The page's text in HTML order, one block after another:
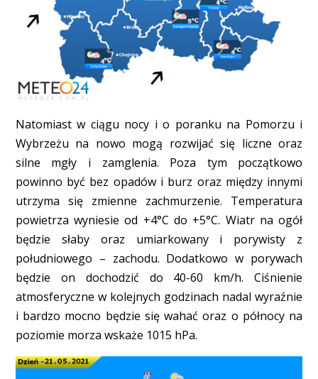
Natomiast w ciągu nocy i o poranku na Pomorzu i
Wybrzeżu na nowo mogą rozwijać się liczne oraz
silne mgły i zamglenia. Poza tym początkowo
powinno być bez opadów i burz oraz między innymi
utrzyma się zmienne zachmurzenie. Temperatura
powietrza wyniesie od +4°C do +5°C. Wiatr na ogół
będzie słaby oraz umiarkowany i porywisty z
południowego – zachodu. Dodatkowo w porywach
będzie on dochodzić do 40-60 km/h. Ciśnienie
atmosferyczne w kolejnych godzinach nadal wyraźnie
i bardzo mocno będzie się wahać oraz o północy na
poziomie morza wskaże 1015 hPa.